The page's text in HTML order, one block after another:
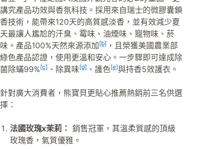
講究產品功效與香氛科技。採用來自瑞士的微膠囊鎖
香技術，能帶來120天的高質感淡香，並有效減少夏
天最讓人尷尬的汗臭、霉味、油煙味、寵物味、菸
味。產品100%天然來源添加[b] ，且榮獲美國農業部
綠色產品認證，使用更溫和安心。一步驟即可達成除
菌除蟎99%[c] 、除異味[d] 、護色[e]與持香5效護衣。
針對廣大消費者，熊寶貝更貼心推薦熱銷前三名供選
擇：
法國玫瑰x茉莉： 銷售冠軍，其溫柔質感的頂級
玫瑰香，氣質優雅。